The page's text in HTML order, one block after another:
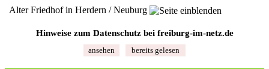
Alter Friedhof in Herdern / Neuburg
Hinweise zum Datenschutz bei freiburg‑im‑netz.de
ansehen bereits gelesen